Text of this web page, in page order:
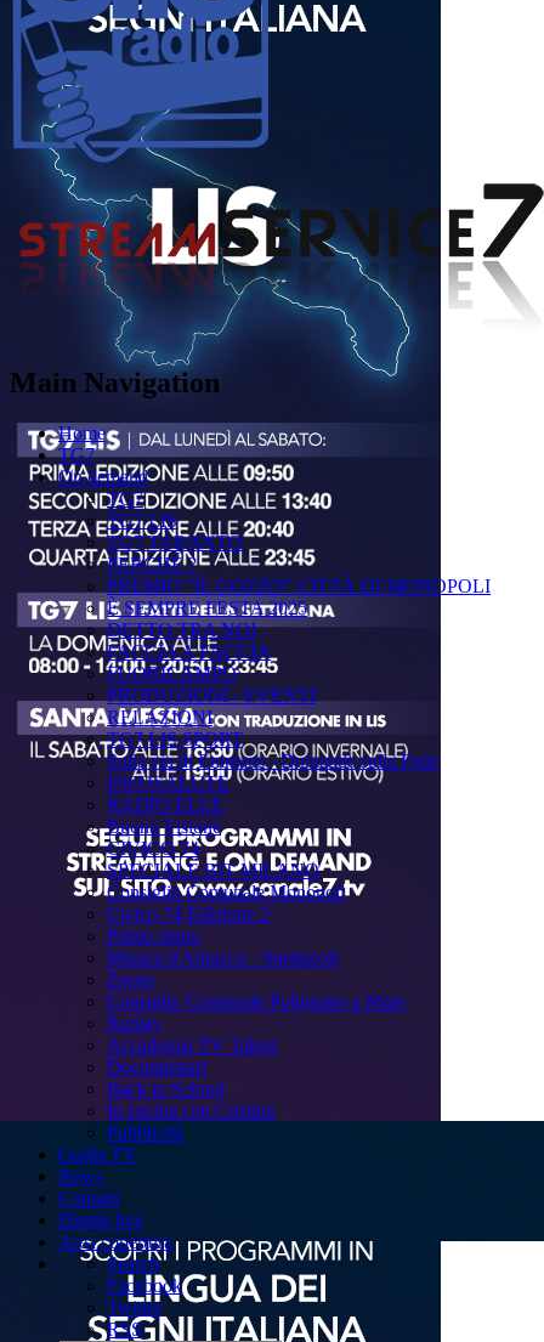
Main Navigation
Home
TG7
On demand
TG7
TG7 LIS
TG7 TARANTO
PERCHÉ ?
PREMIO "IL GOZZO" CITTÀ DI MONOPOLI
È SEMPRE FESTA 2025
DETTO TRA NOI
FACCIA A FACCIA
FUORICAMPO
PRODUZIONI - EVENTI
RELAZIONI
TG7 LIS SPORT
Sulla via di Emmaus - Domande sulla Fede
INFOSALUTE
RADIO ELLE
Buona Visione
CIVICO 74
SPECIALE BIT MILANO
Consiglio Comunale Monopoli
Civico 74 Edizione 2
Primo piano
Musica d'Attracco - Spettacoli
Zoom
Consiglio Comunale Polignano a Mare
Replay
Accademia TV Talent
Documentari
Back to School
In cucina con Cristina
Pubblicità
Guida TV
News
Contatti
Dirette live
Area copertura
Search
Facebook
Twitter
RSS